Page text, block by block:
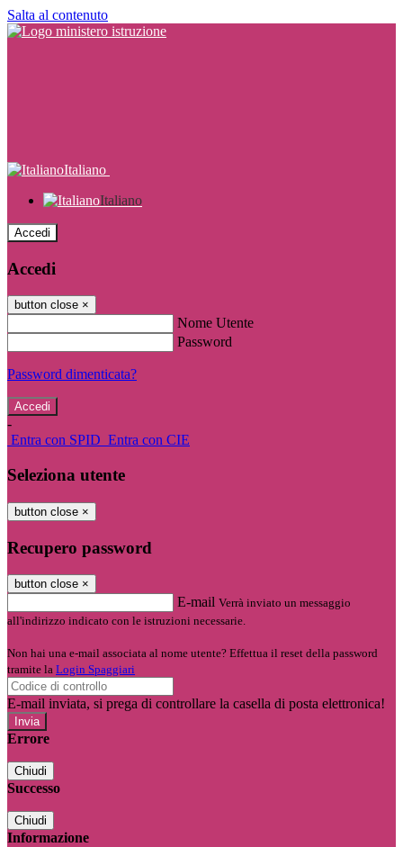
Salta al contenuto
Italiano
Italiano
Accedi
Accedi
button close ×
Nome Utente
Password
Password dimenticata?
-
Entra con SPID Entra con CIE
Seleziona utente
button close ×
Recupero password
button close ×
E-mail Verrà inviato un messaggio
all'indirizzo indicato con le istruzioni necessarie.
Non hai una e-mail associata al nome utente? Effettua il reset della password
tramite la Login Spaggiari
E-mail inviata, si prega di controllare la casella di posta elettronica!
Errore
Chiudi
Successo
Chiudi
Informazione